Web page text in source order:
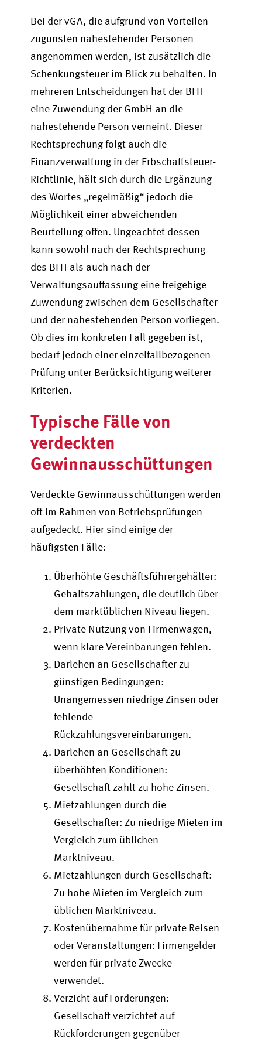
Bei der vGA, die aufgrund von Vorteilen
zugunsten nahestehender Personen
angenommen werden, ist zusätzlich die
Schenkungsteuer im Blick zu behalten. In
mehreren Entscheidungen hat der BFH
eine Zuwendung der GmbH an die
nahestehende Person verneint. Dieser
Rechtsprechung folgt auch die
Finanzverwaltung in der Erbschaftsteuer-
Richtlinie, hält sich durch die Ergänzung
des Wortes „regelmäßig“ jedoch die
Möglichkeit einer abweichenden
Beurteilung offen. Ungeachtet dessen
kann sowohl nach der Rechtsprechung
des BFH als auch nach der
Verwaltungsauffassung eine freigebige
Zuwendung zwischen dem Gesellschafter
und der nahestehenden Person vorliegen.
Ob dies im konkreten Fall gegeben ist,
bedarf jedoch einer einzelfallbezogenen
Prüfung unter Berücksichtigung weiterer
Kriterien.
Typische Fälle von
verdeckten
Gewinnausschüttungen
Verdeckte Gewinnausschüttungen werden
oft im Rahmen von Betriebsprüfungen
aufgedeckt. Hier sind einige der
häufigsten Fälle:
Überhöhte Geschäftsführergehälter:
Gehaltszahlungen, die deutlich über
dem marktüblichen Niveau liegen.
Private Nutzung von Firmenwagen,
wenn klare Vereinbarungen fehlen.
Darlehen an Gesellschafter zu
günstigen Bedingungen:
Unangemessen niedrige Zinsen oder
fehlende
Rückzahlungsvereinbarungen.
Darlehen an Gesellschaft zu
überhöhten Konditionen:
Gesellschaft zahlt zu hohe Zinsen.
Mietzahlungen durch die
Gesellschafter: Zu niedrige Mieten im
Vergleich zum üblichen
Marktniveau.
Mietzahlungen durch Gesellschaft:
Zu hohe Mieten im Vergleich zum
üblichen Marktniveau.
Kostenübernahme für private Reisen
oder Veranstaltungen: Firmengelder
werden für private Zwecke
verwendet.
Verzicht auf Forderungen:
Gesellschaft verzichtet auf
Rückforderungen gegenüber